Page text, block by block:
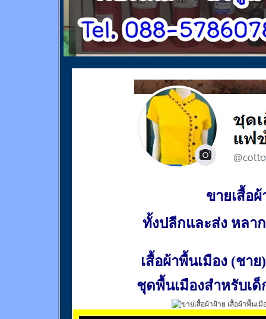
ขายเสื้อผ้
ทั้งปลีกและส่ง หลา
เสื้อผ้าพื้นเมือง (ชาย)
ชุดพื้นเมืองสำหรับเด็